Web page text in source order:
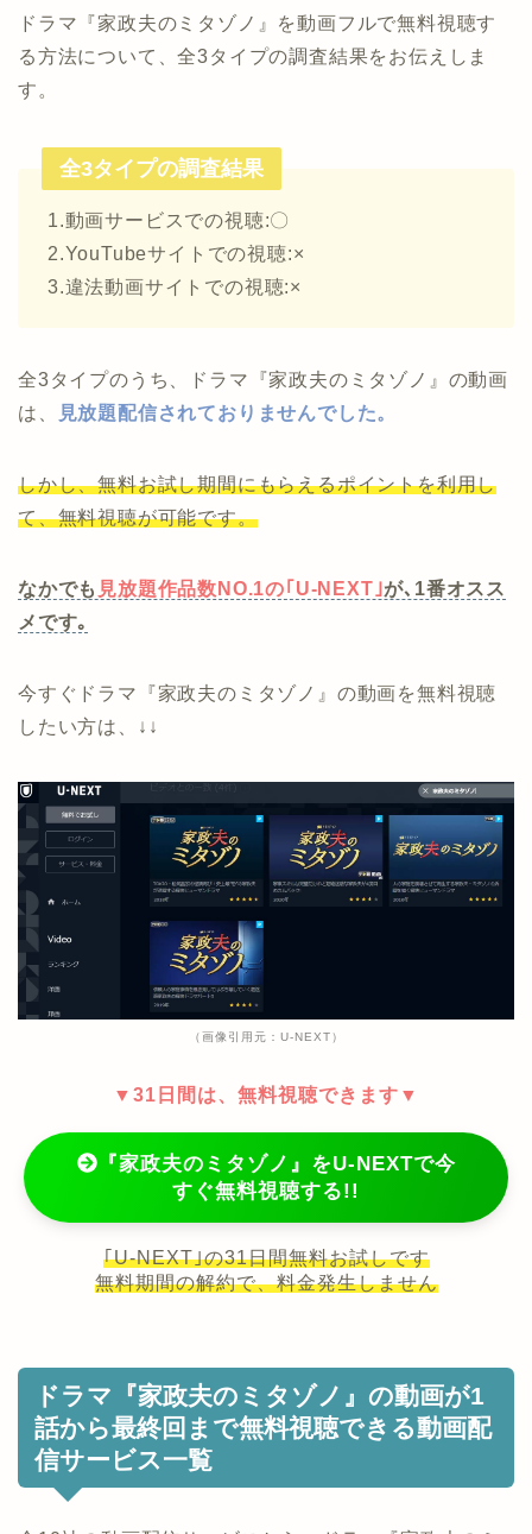
ドラマ『家政夫のミタゾノ』を動画フルで無料視聴す
る方法について、全3タイプの調査結果をお伝えしま
す。
全3タイプの調査結果
1.動画サービスでの視聴:〇
2.YouTubeサイトでの視聴:×
3.違法動画サイトでの視聴:×
全3タイプのうち、ドラマ『家政夫のミタゾノ』の動画
は、
見放題配信されておりませんでした。
しかし、無料お試し期間にもらえるポイントを利用し
て、無料視聴が可能です。
なかでも 見放題作品数NO.1の｢U-NEXT｣が､1番オスス
メです｡
今すぐドラマ『家政夫のミタゾノ』の動画を無料視聴
したい方は、↓↓
（画像引用元：U-NEXT）
▼31日間は、無料視聴できます▼
『家政夫のミタゾノ』をU-NEXTで今
すぐ無料視聴する!!
｢U-NEXT｣の31日間無料お試しです
無料期間の解約で、料金発生しません
ドラマ『家政夫のミタゾノ』の動画が1
話から最終回まで無料視聴できる動画配
信サービス一覧